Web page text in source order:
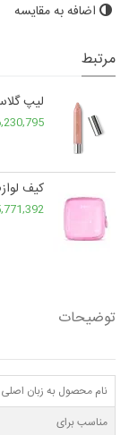
اضافه به مقایسه
مرتبط
لیپ
6,230,795
کیف
5,771,392
توضیحات
نام محصول به زبان اصلی
مناسب برای